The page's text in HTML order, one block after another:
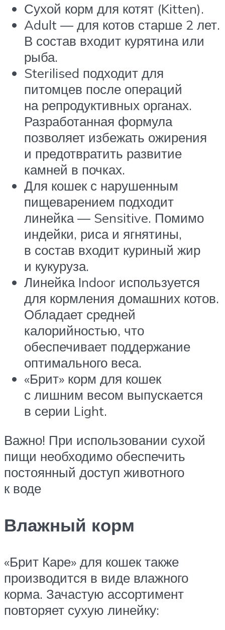
Сухой корм для котят (Kitten).
Adult — для котов старше 2 лет.
В состав входит курятина или
рыба.
Sterilised подходит для
питомцев после операций
на репродуктивных органах.
Разработанная формула
позволяет избежать ожирения
и предотвратить развитие
камней в почках.
Для кошек с нарушенным
пищеварением подходит
линейка — Sensitive. Помимо
индейки, риса и ягнятины,
в состав входит куриный жир
и кукуруза.
Линейка Indoor используется
для кормления домашних котов.
Обладает средней
калорийностью, что
обеспечивает поддержание
оптимального веса.
«Брит» корм для кошек
с лишним весом выпускается
в серии Light.
Важно! При использовании сухой
пищи необходимо обеспечить
постоянный доступ животного
к воде
Влажный корм
«Брит Каре» для кошек также
производится в виде влажного
корма. Зачастую ассортимент
повторяет сухую линейку: